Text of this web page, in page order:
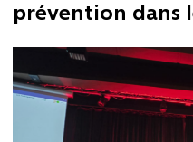
prévention dans